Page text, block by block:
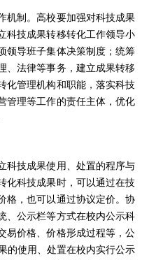
机制。高校要加强对科技成果
科技成果转移转化工作领导小
领导班子集体决策制度；统筹
、法律等事务，建立成果转移
化管理机构和职能，落实科技
管理等工作的责任主体，优化
科技成果使用、处置的程序与
化科技成果时，可以通过在技
格，也可以通过协议定价。协
、公示栏等方式在校内公示科
易价格、价格形成过程等，公
的使用、处置在校内实行公示